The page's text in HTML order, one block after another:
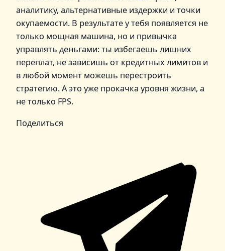
аналитику, альтернативные издержки и точки
окупаемости. В результате у тебя появляется не
только мощная машина, но и привычка
управлять деньгами: ты избегаешь лишних
переплат, не зависишь от кредитных лимитов и
в любой момент можешь перестроить
стратегию. А это уже прокачка уровня жизни, а
не только FPS.
Поделиться